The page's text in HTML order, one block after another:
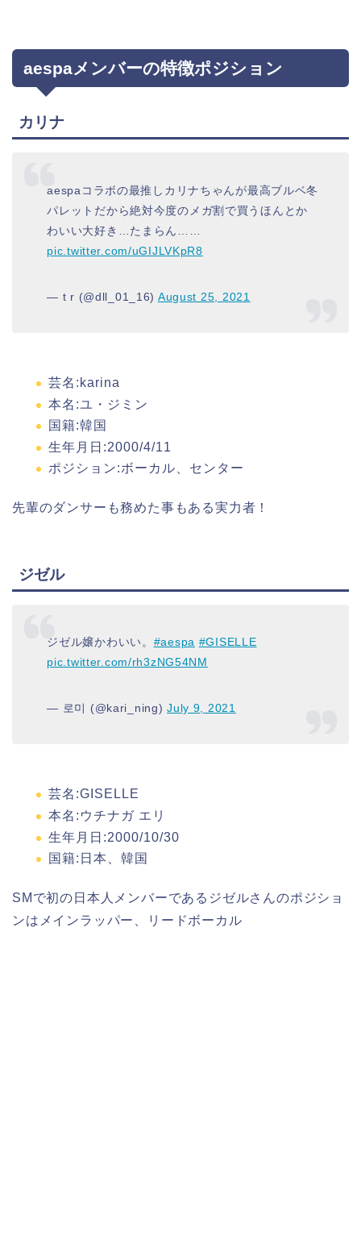
aespaメンバーの特徴ポジション
カリナ
aespaコラボの最推しカリナちゃんが最高ブルベ冬
パレットだから絶対今度のメガ割で買うほんとか
わいい大好き…たまらん……
pic.twitter.com/uGIJLVKpR8
— t r (@dll_01_16) August 25, 2021
芸名:karina
本名:ユ・ジミン
国籍:韓国
生年月日:2000/4/11
ポジション:ボーカル、センター
先輩のダンサーも務めた事もある実力者！
ジゼル
ジゼル嬢かわいい。 #aespa #GISELLE
pic.twitter.com/rh3zNG54NM
— 로미 (@kari_ning)July 9, 2021
芸名:GISELLE
本名:ウチナガ エリ
生年月日:2000/10/30
国籍:日本、韓国
SMで初の日本人メンバーであるジゼルさんのポジショ
ンはメインラッパー、リードボーカル